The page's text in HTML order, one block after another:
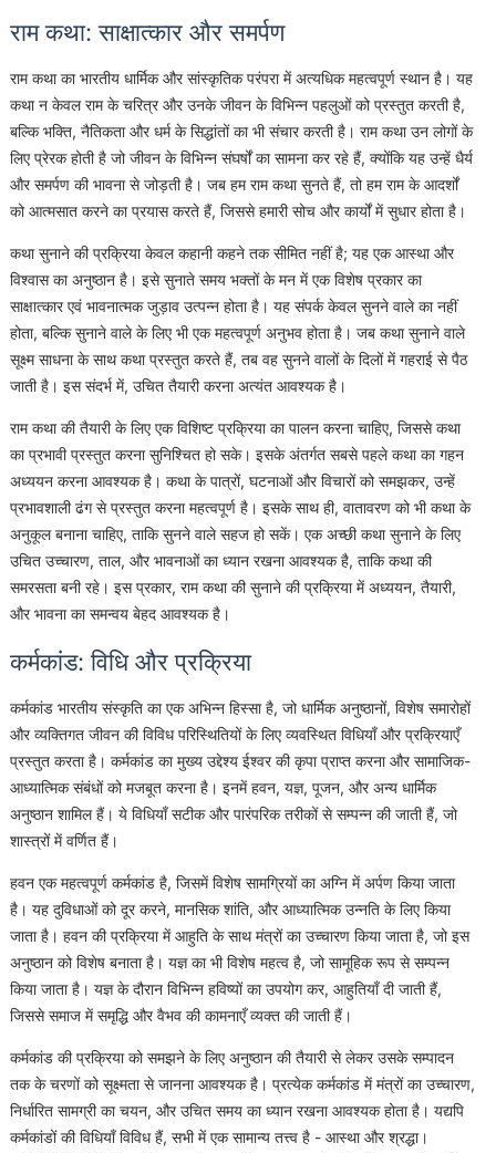
राम कथा: साक्षात्कार और समर्पण
राम कथा का भारतीय धार्मिक और सांस्कृतिक परंपरा में अत्यधिक महत्वपूर्ण स्थान है। यह
कथा न केवल राम के चरित्र और उनके जीवन के विभिन्न पहलुओं को प्रस्तुत करती है,
बल्कि भक्ति, नैतिकता और धर्म के सिद्धांतों का भी संचार करती है। राम कथा उन लोगों के
लिए प्रेरक होती है जो जीवन के विभिन्न संघर्षों का सामना कर रहे हैं, क्योंकि यह उन्हें धैर्य
और समर्पण की भावना से जोड़ती है। जब हम राम कथा सुनते हैं, तो हम राम के आदर्शों
को आत्मसात करने का प्रयास करते हैं, जिससे हमारी सोच और कार्यों में सुधार होता है।
कथा सुनाने की प्रक्रिया केवल कहानी कहने तक सीमित नहीं है; यह एक आस्था और
विश्वास का अनुष्ठान है। इसे सुनाते समय भक्तों के मन में एक विशेष प्रकार का
साक्षात्कार एवं भावनात्मक जुड़ाव उत्पन्न होता है। यह संपर्क केवल सुनने वाले का नहीं
होता, बल्कि सुनाने वाले के लिए भी एक महत्वपूर्ण अनुभव होता है। जब कथा सुनाने वाले
सूक्ष्म साधना के साथ कथा प्रस्तुत करते हैं, तब वह सुनने वालों के दिलों में गहराई से पैठ
जाती है। इस संदर्भ में, उचित तैयारी करना अत्यंत आवश्यक है।
राम कथा की तैयारी के लिए एक विशिष्ट प्रक्रिया का पालन करना चाहिए, जिससे कथा
का प्रभावी प्रस्तुत करना सुनिश्चित हो सके। इसके अंतर्गत सबसे पहले कथा का गहन
अध्ययन करना आवश्यक है। कथा के पात्रों, घटनाओं और विचारों को समझकर, उन्हें
प्रभावशाली ढंग से प्रस्तुत करना महत्वपूर्ण है। इसके साथ ही, वातावरण को भी कथा के
अनुकूल बनाना चाहिए, ताकि सुनने वाले सहज हो सकें। एक अच्छी कथा सुनाने के लिए
उचित उच्चारण, ताल, और भावनाओं का ध्यान रखना आवश्यक है, ताकि कथा की
समरसता बनी रहे। इस प्रकार, राम कथा की सुनाने की प्रक्रिया में अध्ययन, तैयारी,
और भावना का समन्वय बेहद आवश्यक है।
कर्मकांड: विधि और प्रक्रिया
कर्मकांड भारतीय संस्कृति का एक अभिन्न हिस्सा है, जो धार्मिक अनुष्ठानों, विशेष समारोहों
और व्यक्तिगत जीवन की विविध परिस्थितियों के लिए व्यवस्थित विधियाँ और प्रक्रियाएँ
प्रस्तुत करता है। कर्मकांड का मुख्य उद्देश्य ईश्वर की कृपा प्राप्त करना और सामाजिक-
आध्यात्मिक संबंधों को मजबूत करना है। इनमें हवन, यज्ञ, पूजन, और अन्य धार्मिक
अनुष्ठान शामिल हैं। ये विधियाँ सटीक और पारंपरिक तरीकों से सम्पन्न की जाती हैं, जो
शास्त्रों में वर्णित हैं।
हवन एक महत्वपूर्ण कर्मकांड है, जिसमें विशेष सामग्रियों का अग्नि में अर्पण किया जाता
है। यह दुविधाओं को दूर करने, मानसिक शांति, और आध्यात्मिक उन्नति के लिए किया
जाता है। हवन की प्रक्रिया में आहुति के साथ मंत्रों का उच्चारण किया जाता है, जो इस
अनुष्ठान को विशेष बनाता है। यज्ञ का भी विशेष महत्व है, जो सामूहिक रूप से सम्पन्न
किया जाता है। यज्ञ के दौरान विभिन्न हविष्यों का उपयोग कर, आहुतियाँ दी जाती हैं,
जिससे समाज में समृद्धि और वैभव की कामनाएँ व्यक्त की जाती हैं।
कर्मकांड की प्रक्रिया को समझने के लिए अनुष्ठान की तैयारी से लेकर उसके सम्पादन
तक के चरणों को सूक्ष्मता से जानना आवश्यक है। प्रत्येक कर्मकांड में मंत्रों का उच्चारण,
निर्धारित सामग्री का चयन, और उचित समय का ध्यान रखना आवश्यक होता है। यद्यपि
कर्मकांडों की विधियाँ विविध हैं, सभी में एक सामान्य तत्त्व है - आस्था और श्रद्धा।